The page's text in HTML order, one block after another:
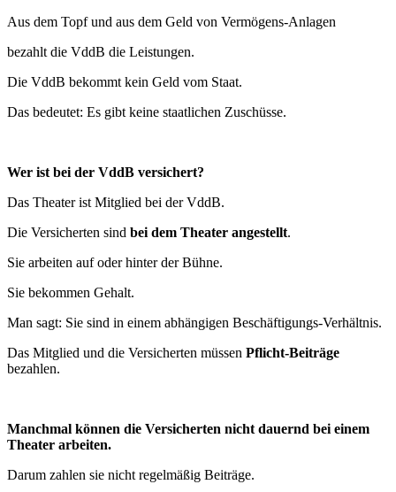
Aus dem Topf und aus dem Geld von Vermögens-Anlagen
bezahlt die VddB die Leistungen.
Die VddB bekommt kein Geld vom Staat.
Das bedeutet: Es gibt keine staatlichen Zuschüsse.
Wer ist bei der VddB versichert?
Das Theater ist Mitglied bei der VddB.
Die Versicherten sind bei dem Theater angestellt.
Sie arbeiten auf oder hinter der Bühne.
Sie bekommen Gehalt.
Man sagt: Sie sind in einem abhängigen Beschäftigungs-Verhältnis.
Das Mitglied und die Versicherten müssen Pflicht-Beiträge
bezahlen.
Manchmal können die Versicherten nicht dauernd bei einem
Theater arbeiten.
Darum zahlen sie nicht regelmäßig Beiträge.